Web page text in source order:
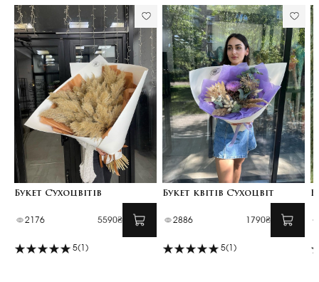
Букет Сухоцвітів
2176 5590₴
5(1)
Букет квітів Сухоцвіт
2886 1790₴
5(1)